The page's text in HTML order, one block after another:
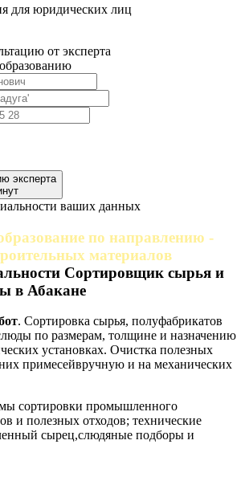
для юридических лиц
от эксперта
эксперта
ваших данных
по направлению -
материалов
Сортировщик сырья и
в Абакане
. Сортировка сырья, полуфабрикатов
по размерам, толщине и назначению
установках. Очистка полезных
примесейвручную и на механических
сортировки промышленного
и полезных отходов; технические
сырец,слюдяные подборы и